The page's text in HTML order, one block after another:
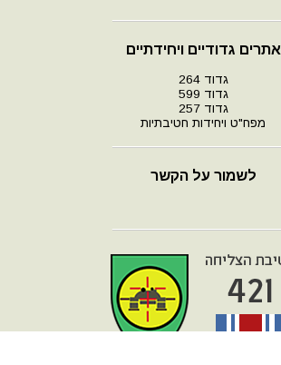
אתרים גדודיים ויחידתיים
גדוד 264
גדוד 599
גדוד 257
מפח"ט ויחידות חטיבתיות
לשמור על הקשר